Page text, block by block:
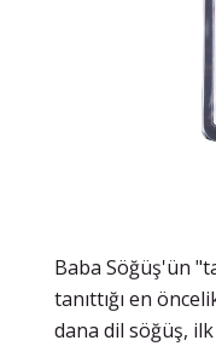
Baba Söğüş'ün
tanıttığı en
dana dil söğüş,